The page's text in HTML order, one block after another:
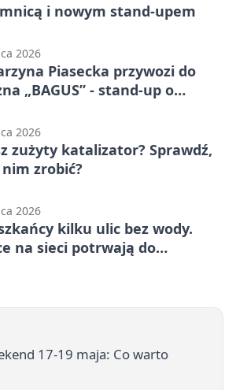
i nowym stand-upem
2026
Piasecka przywozi do
„BAGUS” - stand-up o
2026
zużyty katalizator? Sprawdź,
nim zrobić?
2026
kilku ulic bez wody.
na sieci potrwają do
17-19 maja: Co warto